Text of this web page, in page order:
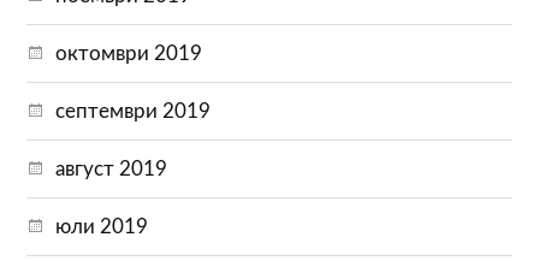
октомври 2019
септември 2019
август 2019
юли 2019